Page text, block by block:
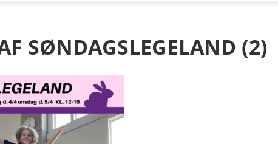
SØNDAGSLEGELAND (2)